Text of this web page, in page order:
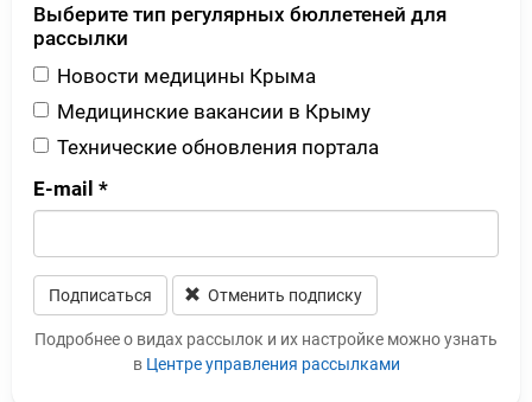
Выберите тип регулярных бюллетеней для
рассылки
Новости медицины Крыма
Медицинские вакансии в Крыму
Технические обновления портала
E-mail *
Подписаться Отменить подписку
Leave this field blank
Подробнее о видах рассылок и их настройке можно узнать
в Центре управления рассылками